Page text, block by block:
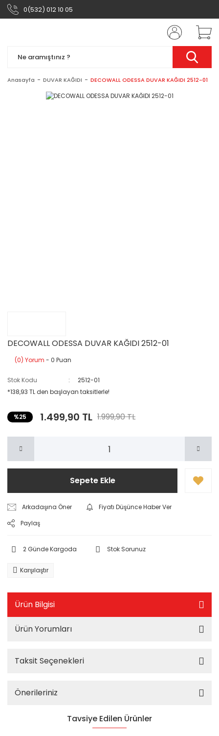
0(532) 012 10 05
Anasayfa DUVAR KAĞIDI DECOWALL ODESSA DUVAR KAĞIDI 2512-01
DECOWALL ODESSA DUVAR KAĞIDI 2512-01
(0) Yorum - 0 Puan
Stok Kodu
2512-01
*138,93 TL den başlayan taksitlerle!
%25 1.499,90 TL 1.999,90 TL
Sepete Ekle
Arkadaşına Öner
Fiyatı Düşünce Haber Ver
Paylaş
2 Günde Kargoda Stok Sorunuz
Karşılaştır
Ürün Bilgisi
Ürün Yorumları
Taksit Seçenekleri
Önerileriniz
Tavsiye Edilen Ürünler